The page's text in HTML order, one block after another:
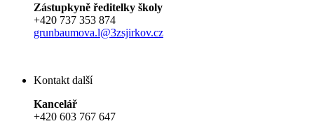
Zástupkyně ředitelky školy
+420 737 353 874
grunbaumova.l@3zsjirkov.cz
Kontakt další
Kancelář
+420 603 767 647